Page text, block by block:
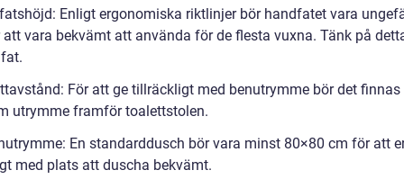
Enligt ergonomiska riktlinjer bör handfatet vara
vara bekvämt att använda för de flesta vuxna. Tänk på
För att ge tillräckligt med benutrymme bör det
utrymme framför toalettstolen.
En standarddusch bör vara minst 80×80 cm för att
med plats att duscha bekvämt.